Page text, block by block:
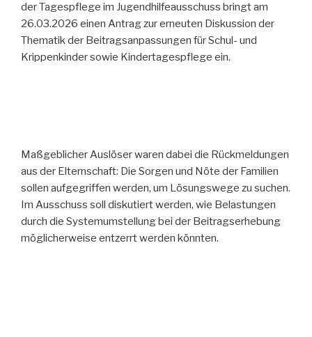
der Tagespflege im Jugendhilfeausschuss bringt am
26.03.2026 einen Antrag zur erneuten Diskussion der
Thematik der Beitragsanpassungen für Schul- und
Krippenkinder sowie Kindertagespflege ein.
Maßgeblicher Auslöser waren dabei die Rückmeldungen
aus der Elternschaft: Die Sorgen und Nöte der Familien
sollen aufgegriffen werden, um Lösungswege zu suchen.
Im Ausschuss soll diskutiert werden, wie Belastungen
durch die Systemumstellung bei der Beitragserhebung
möglicherweise entzerrt werden könnten.